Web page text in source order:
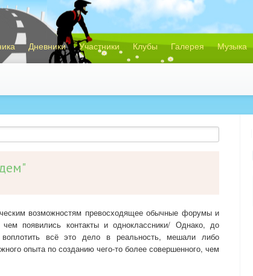
Дневники Участники Клубы Галерея Музыка
возможностям превосходящее обычные форумы и
появились контакты и одноклассники/ Однако, до
всё это дело в реальность, мешали либо
опыта по созданию чего-то более совершенного, чем